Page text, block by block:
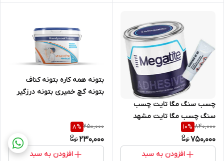
چسب سنگ مگا تایت چسب
سنگ چسب مگا تایت مشهد
840,000
10%
750,000
افزودن به سبد
بتونه همه کاره بتونه کناف
بتونه گچ خمیری بتونه درزگیر
250,000
8%
230,000
افزودن به سبد